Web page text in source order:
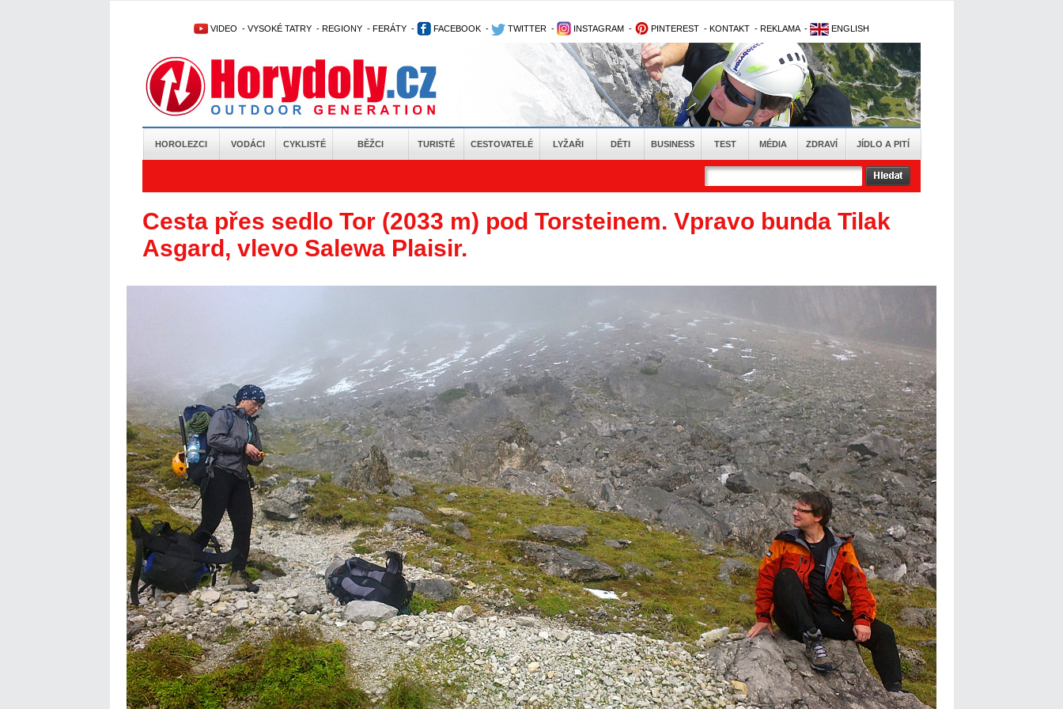
VIDEO - VYSOKÉ TATRY - REGIONY - FERÁTY - FACEBOOK - TWITTER - INSTAGRAM - PINTEREST - KONTAKT - REKLAMA - ENGLISH
HOROLEZCI VODÁCI CYKLISTÉ BĚŽCI TURISTÉ CESTOVATELÉ LYŽAŘI DĚTI BUSINESS TEST MÉDIA ZDRAVÍ JÍDLO A PITÍ
Cesta přes sedlo Tor (2033 m) pod Torsteinem. Vpravo bunda Tilak
Asgard, vlevo Salewa Plaisir.